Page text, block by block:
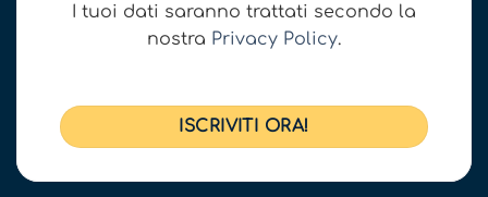
I tuoi dati saranno trattati secondo la
nostra Privacy Policy.